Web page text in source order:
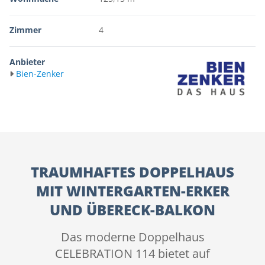
Zimmer 4
Anbieter
Bien-Zenker
TRAUMHAFTES DOPPELHAUS
MIT WINTERGARTEN-ERKER
UND ÜBERECK-BALKON
Das moderne Doppelhaus
CELEBRATION 114 bietet auf